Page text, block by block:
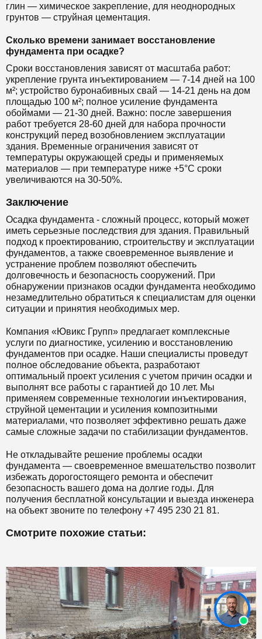
глин — химическое закрепление, для неоднородных
грунтов — струйная цементация.
Сколько времени занимает восстановление
фундамента при осадке?
Сроки восстановления зависят от масштаба работ:
укрепление грунта инъектированием — 7-14 дней на 100
м²; устройство буронабивных свай — 14-21 день на дом
площадью 100 м²; полное усиление фундамента
обоймами — 21-30 дней. Важно: после завершения
работ требуется 28-60 дней для набора прочности
конструкций перед возобновлением эксплуатации
здания. Временные ограничения зависят от
температуры окружающей среды и применяемых
материалов — при температуре ниже +5°С сроки
увеличиваются на 30-50%.
Заключение
Осадка фундамента - сложный процесс, который может
иметь серьезные последствия для здания. Правильный
подход к проектированию, строительству и эксплуатации
фундаментов, а также своевременное выявление и
устранение проблем позволяют обеспечить
долговечность и безопасность сооружений. При
обнаружении признаков осадки фундамента необходимо
незамедлительно обратиться к специалистам для оценки
ситуации и принятия необходимых мер.
Компания «Ювикс Групп» предлагает комплексные
услуги по диагностике, усилению и восстановлению
фундаментов при осадке. Наши специалисты проведут
полное обследование объекта, разработают
оптимальный проект усиления с учетом причин осадки и
выполнят все работы с гарантией до 10 лет. Мы
применяем современные технологии инъектирования,
струйной цементации и усиления композитными
материалами, что позволяет эффективно решать даже
самые сложные задачи по стабилизации фундаментов.
Не откладывайте решение проблемы осадки
фундамента — своевременное вмешательство позволит
избежать дорогостоящего ремонта и обеспечит
безопасность вашего дома на долгие годы. Для
получения бесплатной консультации и выезда инженера
на объект звоните по телефону +7 495 230 21 81.
Смотрите похожие статьи: